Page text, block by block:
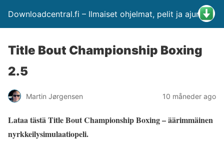
Downloadcentral.fi – Ilmaiset ohjelmat, pelit ja ajurit
Title Bout Championship Boxing
2.5
Martin Jørgensen 10 måneder ago
Lataa tästä Title Bout Championship Boxing – äärimmäinen
nyrkkeilysimulaatiopeli.